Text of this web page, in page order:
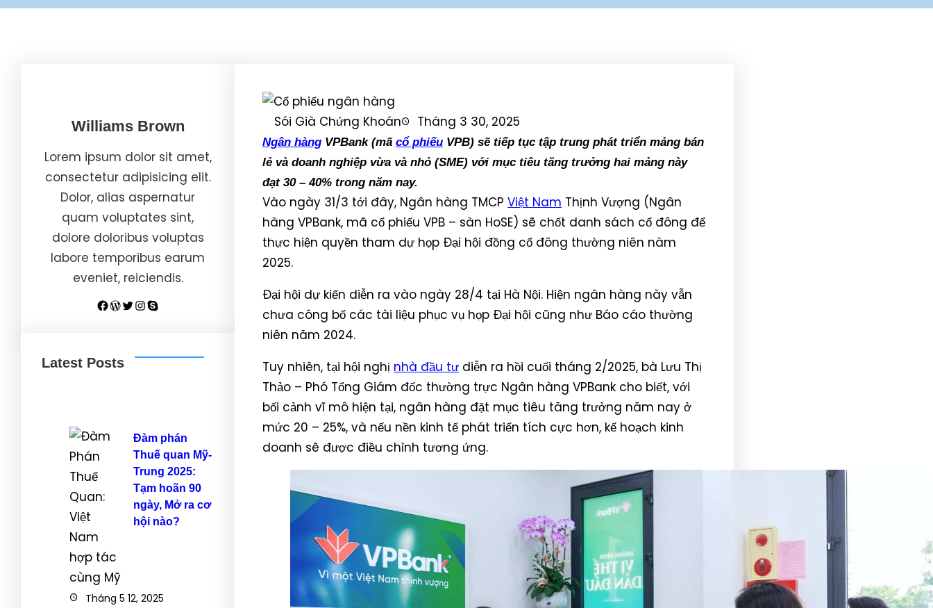
Williams Brown
Lorem ipsum dolor sit amet,
consectetur adipisicing elit.
Dolor, alias aspernatur
quam voluptates sint,
dolore doloribus voluptas
labore temporibus earum
eveniet, reiciendis.
Facebook WordPress Twitter InstagramSkype
Latest Posts
Đàm phán
Thuế quan Mỹ-
Trung 2025:
Tạm hoãn 90
ngày, Mở ra cơ
hội nào?
Tháng 5 12, 2025
Sói Già Chứng Khoán Tháng 3 30, 2025
Ngân hàng VPBank (mãcổ phiếu VPB) sẽ tiếp tục tập trung phát triển mảng bán
lẻ và doanh nghiệp vừa và nhỏ (SME) với mục tiêu tăng trưởng hai mảng này
đạt 30 – 40% trong năm nay.
Vào ngày 31/3 tới đây, Ngân hàng TMCPViệt Nam Thịnh Vượng (Ngân
hàng VPBank, mã cổ phiếu VPB – sàn HoSE) sẽ chốt danh sách cổ đông để
thực hiện quyền tham dự họp Đại hội đồng cổ đông thường niên năm
2025.
Đại hội dự kiến diễn ra vào ngày 28/4 tại Hà Nội. Hiện ngân hàng này vẫn
chưa công bố các tài liệu phục vụ họp Đại hội cũng như Báo cáo thường
niên năm 2024.
Tuy nhiên, tại hội nghị nhà đầu tư diễn ra hồi cuối tháng 2/2025, bà Lưu Thị
Thảo – Phó Tổng Giám đốc thường trực Ngân hàng VPBank cho biết, với
bối cảnh vĩ mô hiện tại, ngân hàng đặt mục tiêu tăng trưởng năm nay ở
mức 20 – 25%, và nếu nền kinh tế phát triển tích cực hơn, kế hoạch kinh
doanh sẽ được điều chỉnh tương ứng.